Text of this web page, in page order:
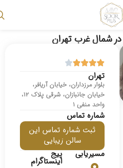
شمال غرب تهران
تهران
بلوار مرزداران، خیابان آریافر،
‌خیابان جانبازان، شرقی پلاک ۱۲،
واحد منفی ۱
شماره تماس
ثبت شماره تماس این
سالن زیبایی
مسیریابی
پیج
اینستاگرام